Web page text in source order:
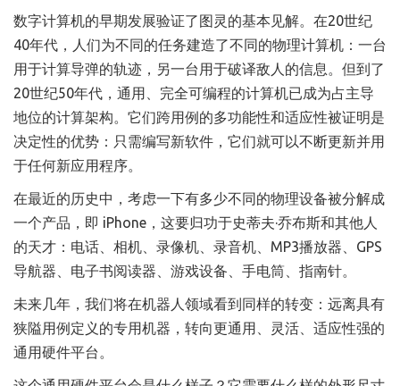
数字计算机的早期发展验证了图灵的基本见解。在20世纪
40年代，人们为不同的任务建造了不同的物理计算机：一台
用于计算导弹的轨迹，另一台用于破译敌人的信息。但到了
20世纪50年代，通用、完全可编程的计算机已成为占主导
地位的计算架构。它们跨用例的多功能性和适应性被证明是
决定性的优势：只需编写新软件，它们就可以不断更新并用
于任何新应用程序。
在最近的历史中，考虑一下有多少不同的物理设备被分解成
一个产品，即 iPhone，这要归功于史蒂夫·乔布斯和其他人
的天才：电话、相机、录像机、录音机、MP3播放器、GPS
导航器、电子书阅读器、游戏设备、手电筒、指南针。
未来几年，我们将在机器人领域看到同样的转变：远离具有
狭隘用例定义的专用机器，转向更通用、灵活、适应性强的
通用硬件平台。